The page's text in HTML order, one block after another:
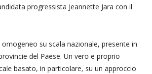
progressista Jeannette Jara con il
su scala nazionale, presente in
del Paese. Un vero e proprio
basato, in particolare, su un approccio